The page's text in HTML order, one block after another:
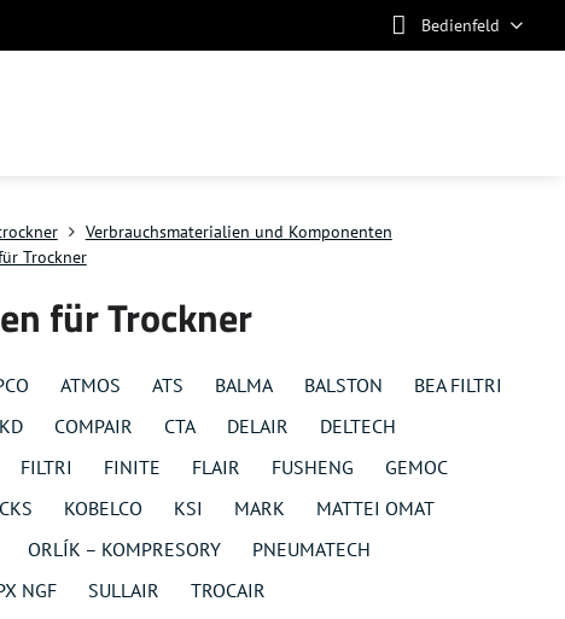
Bedienfeld
Verbrauchsmaterialien und Komponenten
Trockner
für Trockner
ATMOS ATS BALMA BALSTON
BEA FILTRI
COMPAIR CTA DELAIR
DELTECH
FILTRI FINITE FLAIR FUSHENG
GEMOC
KOBELCO KSI MARK
MATTEI OMAT
ORLÍK – KOMPRESORY
PNEUMATECH
NGF SULLAIR
TROCAIR